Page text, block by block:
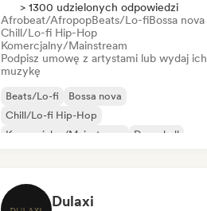
> 1300 udzielonych odpowiedzi
Afrobeat/AfropopBeats/Lo-fiBossa nova
Chill/Lo-fi Hip-Hop
Komercjalny/Mainstream
Podpisz umowę z artystami lub wydaj ich
muzykę
Beats/Lo-fi
Bossa nova
Chill/Lo-fi Hip-Hop
Komercjalny/Mainstream
Dancehall
Dulaxi